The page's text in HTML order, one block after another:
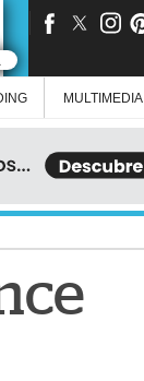
MULTIMEDIA